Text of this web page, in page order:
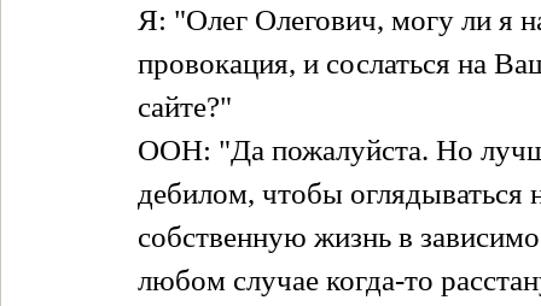
Я: "Олег Олегович, могу ли я
провокация, и сослаться на
сайте?"
ООН: "Да пожалуйста. Но
дебилом, чтобы оглядываться
собственную жизнь в
любом случае когда-то